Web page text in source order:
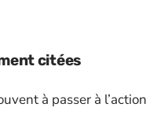
citées
à passer à l’action